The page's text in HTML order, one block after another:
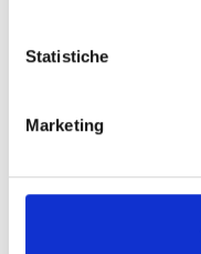
Statistiche
Marketing